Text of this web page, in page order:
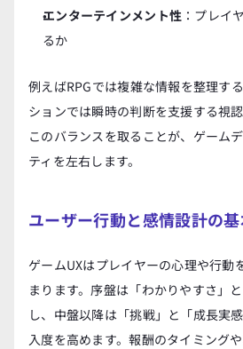
エンターテインメント性 ：プレイ
るか
例えばRPGでは複雑な情報を整理す
ションでは瞬時の判断を支援する視
このバランスを取ることが、ゲーム
ティを左右します。
ユーザー行動と感情設計の
ゲームUXはプレイヤーの心理や行動
まります。序盤は「わかりやすさ」
し、中盤以降は「挑戦」と「成長実
入度を高めます。報酬のタイミング